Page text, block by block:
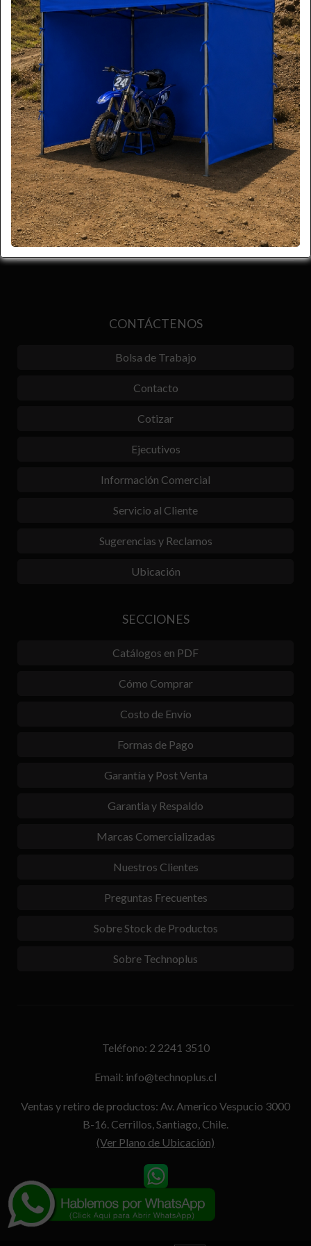
Compartir
CONTÁCTENOS
Bolsa de Trabajo
Contacto
Cotizar
Ejecutivos
Información Comercial
Servicio al Cliente
Sugerencias y Reclamos
Ubicación
SECCIONES
Catálogos en PDF
Cómo Comprar
Costo de Envío
Formas de Pago
Garantía y Post Venta
Garantia y Respaldo
Marcas Comercializadas
Nuestros Clientes
Preguntas Frecuentes
Sobre Stock de Productos
Sobre Technoplus
Teléfono: 2 2241 3510
Email: info@technoplus.cl
Ventas y retiro de productos: Av. Americo Vespucio 3000
B-16. Cerrillos, Santiago, Chile.
(Ver Plano de Ubicación)